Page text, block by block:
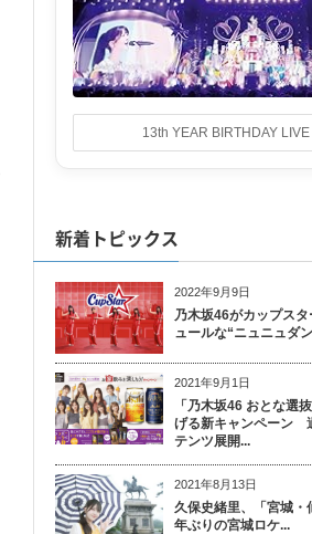
13th YEAR BIRTHDAY
新着トピックス
2022年9月9日
乃木坂46がカップス
ュールな“ニュニュダ
2021年9月1日
「乃木坂46 おとな選
げる新キャンペーン
テンツ展開...
2021年8月13日
久保史緒里、「宮城・
年ぶりの宮城ロケ...